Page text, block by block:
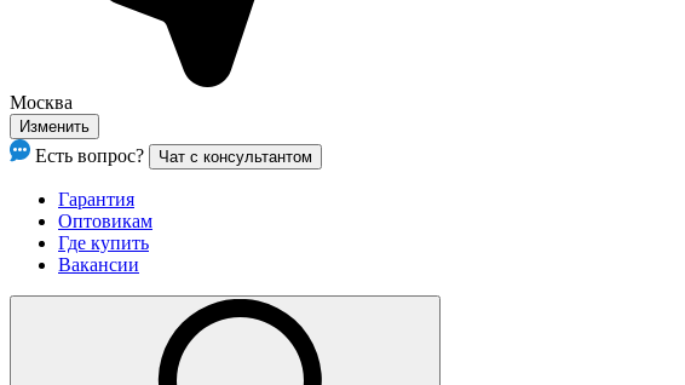
Москва
Изменить
Есть вопрос? Чат с консультантом
Гарантия
Оптовикам
Где купить
Вакансии